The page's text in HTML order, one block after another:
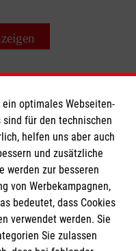
optimales Webseiten-
sind für den technischen
helfen uns aber auch
und zusätzliche
werden zur besseren
von Werbekampagnen,
bedeutet, dass Cookies
verwendet werden. Sie
Sie zulassen